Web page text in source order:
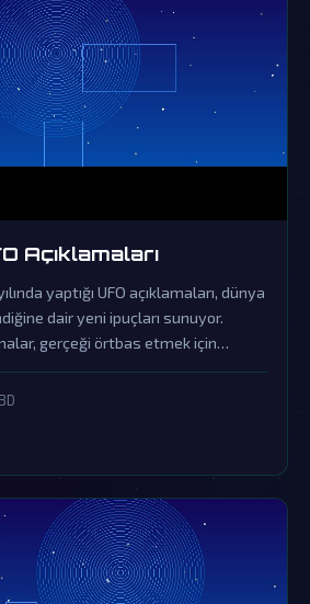
Açıklamaları
yaptığı UFO açıklamaları, dünya
dair yeni ipuçları sunuyor.
gerçeği örtbas etmek için
olarak görülüyor.